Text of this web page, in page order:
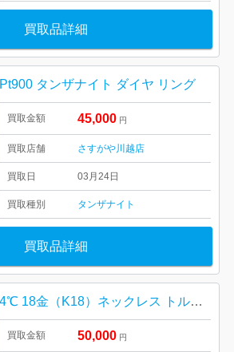
買取品詳細
Pt900 タンザナイト ダイヤ リング
買取金額 45,000 円
買取店舗 さすがや川越店
買取日 03月24日
買取種別 タンザナイト
買取品詳細
4℃ 18金（K18）ネックレス トルマリン・タンザナイト
買取金額 50,000 円